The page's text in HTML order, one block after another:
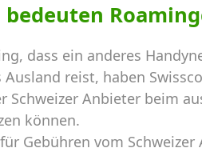
dass ein anderes
reist, haben
Schweizer Anbieter beim
können.
Gebühren vom